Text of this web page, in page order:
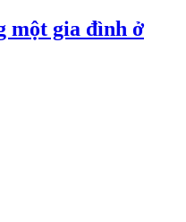
một gia đình ở